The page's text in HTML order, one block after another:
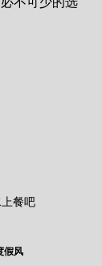
餐吧
假风